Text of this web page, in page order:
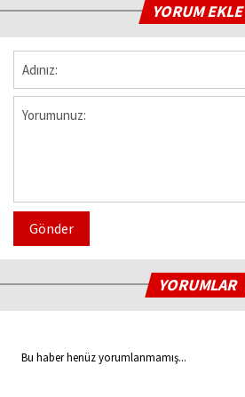
YORUM EKLE
Gönder
YORUMLAR
Bu haber henüz yorumlanmamış...